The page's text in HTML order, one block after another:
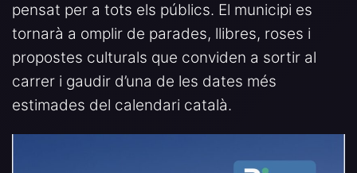
pensat per a tots els públics. El municipi es
tornarà a omplir de parades, llibres, roses i
propostes culturals que conviden a sortir al
carrer i gaudir d’una de les dates més
estimades del calendari català.